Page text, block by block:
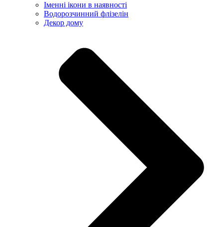
Іменні ікони в наявності
Водорозчинний флізелін
Декор дому